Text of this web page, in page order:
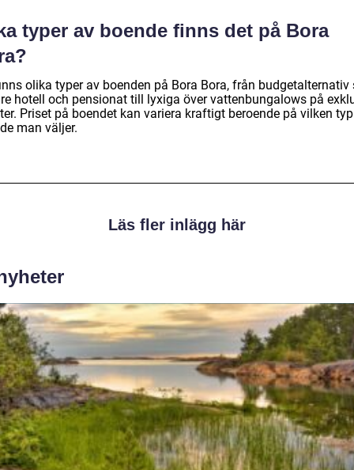
typer av boende finns det på Bora
olika typer av boenden på Bora Bora, från budgetalternativ
hotell och pensionat till lyxiga över vattenbungalows på
Priset på boendet kan variera kraftigt beroende på vilken
man väljer.
Läs fler inlägg här